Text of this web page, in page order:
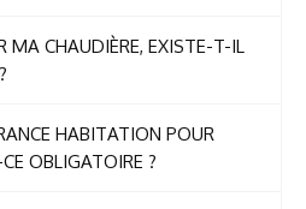
MA CHAUDIÈRE, EXISTE-T-IL
HABITATION POUR
OBLIGATOIRE ?